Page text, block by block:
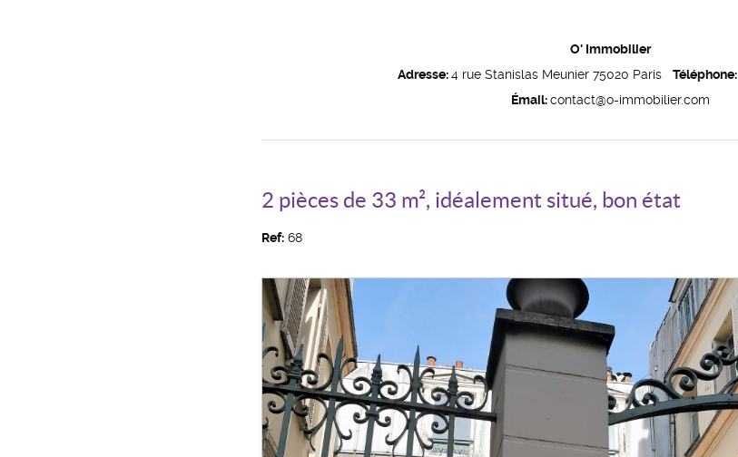
O' Immobilier
Adresse:4 rue Stanislas Meunier 75020 Paris Téléphone:
Émail:contact@o-immobilier.com
2 pièces de 33 m², idéalement situé, bon état
Ref: 68